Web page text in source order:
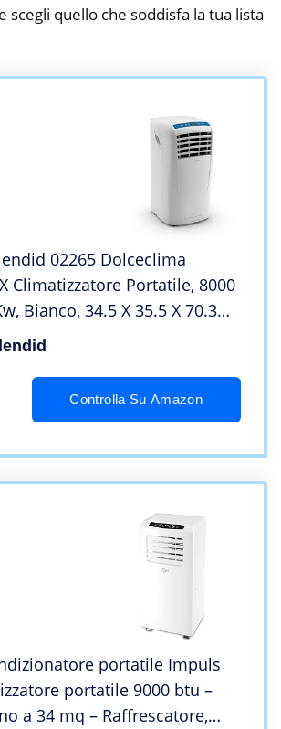
scegli quello che soddisfa la tua lista
02265 Dolceclima
Climatizzatore Portatile, 8000
Bianco, 34.5 X 35.5 X 70.3
Controlla Su Amazon
portatile Impuls
portatile 9000 btu –
a 34 mq – Raffrescatore,